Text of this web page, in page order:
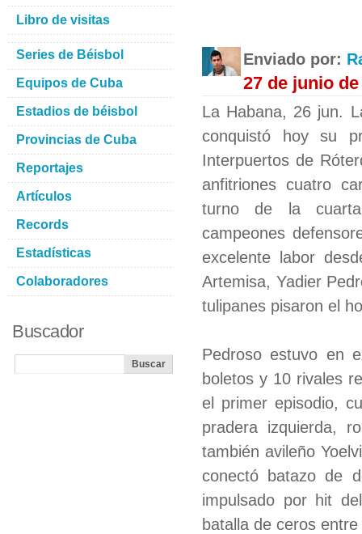
Enviado por:
27 de junio de
La Habana, 26 jun.
conquistó hoy su
Interpuertos de
anfitriones cuatro
turno de la
campeones
excelente labor
Artemisa, Yadier
tulipanes pisaron el
Pedroso estuvo en
boletos y 10 rivales
el primer episodio,
pradera izquierda,
también avileño
conectó batazo de
impulsado por hit
batalla de ceros
Libro de visitas
Series de Béisbol
Equipos de Cuba
Estadios de béisbol
Provincias de Cuba
Reportajes
Artículos
Records
Estadísticas
Colaboradores
Buscador